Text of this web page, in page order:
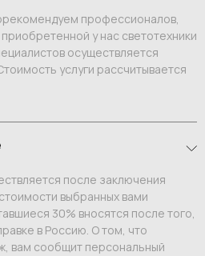
профессионалов,
у нас светотехники
осуществляется
услуги рассчитывается
после заключения
выбранных вами
30% вносятся после того,
в Россию. О том, что
вам сообщит персональный